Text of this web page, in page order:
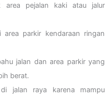
area pejalan kaki atau jalur
area parkir kendaraan ringan
jalan dan area parkir yang
berat.
jalan raya karena mampu